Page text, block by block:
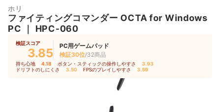
ホリ
ファイティングコマンダー OCTA for Windows
PC
HPC-060
検証スコア
3.85
PC用ゲームパッド
検証30位/32商品
持ち心地 4.18 ボタン・スティックの操作しやすさ 3.93
ドリフトのしにくさ 3.50 FPSのプレイしやすさ 3.59